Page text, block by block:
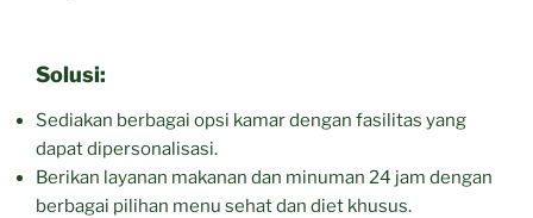
Solusi:
Sediakan berbagai opsi kamar dengan fasilitas yang
dapat dipersonalisasi.
Berikan layanan makanan dan minuman 24 jam dengan
berbagai pilihan menu sehat dan diet khusus.